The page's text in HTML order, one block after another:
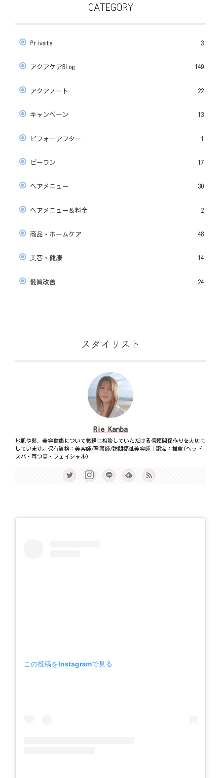
CATEGORY
Private 3
アクアケアBlog 149
アクアノート 22
キャンペーン 13
ビフォーアフター 1
ビーワン 17
ヘアメニュー 30
ヘアメニュー＆料金 2
商品・ホームケア 48
美容・健康 14
髪質改善 24
スタイリスト
Rie Kanba
地肌や髪、美容健康について気軽に相談していただける信頼関係作りを大切に
しています。保有資格：美容師/看護師/訪問福祉美容師｜認定：推拿(ヘッド
スパ・耳つぼ・フェイシャル)
この投稿をInstagramで見る